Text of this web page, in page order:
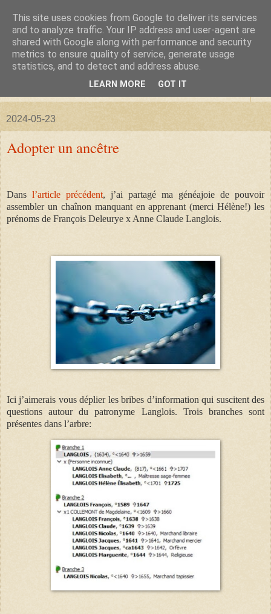
La forêt de Briqueloup
"Nous deviendrons des histoires pour nos enfants"
2024-05-23
Adopter un ancêtre
Dans l’article précédent, j’ai partagé ma généajoie de pouvoir
assembler un chaînon manquant en apprenant (merci Hélène!) les
prénoms de François Deleurye x Anne Claude Langlois.
Ici j’aimerais vous déplier les bribes d’information qui suscitent des
questions autour du patronyme Langlois. Trois branches sont
présentes dans l’arbre:
This site uses cookies from Google to deliver its services
and to analyze traffic. Your IP address and user-agent are
shared with Google along with performance and security
metrics to ensure quality of service, generate usage
statistics, and to detect and address abuse.
LEARN MORE GOT IT